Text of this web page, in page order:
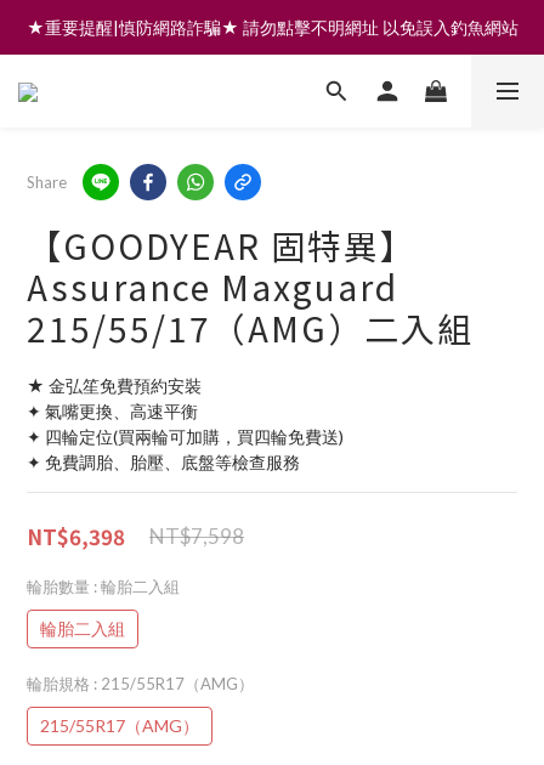
註冊會員享200元購物金 | 全館滿999免運 | 可門市取貨/安裝
★重要提醒|慎防網路詐騙★ 請勿點擊不明網址 以免誤入釣魚網站
註冊會員享200元購物金 | 全館滿999免運 | 可門市取貨/安裝
Share
【GOODYEAR 固特異】
Assurance Maxguard
215/55/17（AMG）二入組
★ 金弘笙免費預約安裝
✦ 氣嘴更換、高速平衡
✦ 四輪定位(買兩輪可加購，買四輪免費送)
✦ 免費調胎、胎壓、底盤等檢查服務
NT$7,598
NT$6,398
輪胎數量 : 輪胎二入組
輪胎二入組
輪胎規格 : 215/55R17（AMG）
215/55R17（AMG）